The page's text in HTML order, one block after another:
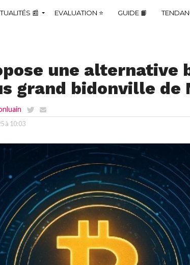
📰 EVALUATION ⭐ GUIDE 📙
une alternative
grand bidonville de
à 10:03